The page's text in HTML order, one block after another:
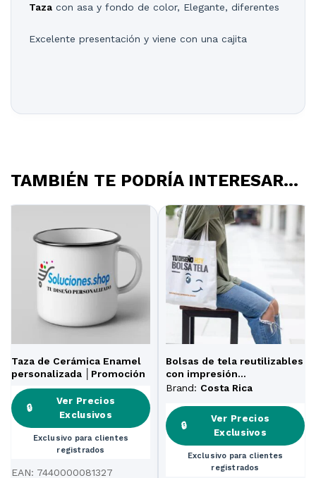
Taza con asa y fondo de color, Elegante, diferentes
Excelente presentación y viene con una cajita
TAMBIÉN TE PODRÍA INTERESAR...
Taza de Cerámica Enamel
personalizada │Promoción
🔒
Ver Precios
Exclusivos
Exclusivo para clientes
registrados
EAN: 7440000081327
Bolsas de tela reutilizables
con impresión
personalizada
Brand: Costa Rica
🔒
Ver Precios
Exclusivos
Exclusivo para clientes
registrados